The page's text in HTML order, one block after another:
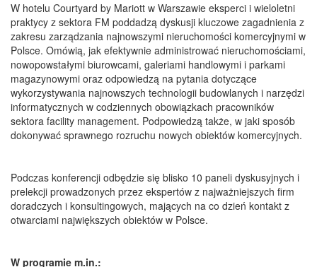
W hotelu Courtyard by Mariott w Warszawie eksperci i wieloletni
praktycy z sektora FM poddadzą dyskusji kluczowe zagadnienia z
zakresu zarządzania najnowszymi nieruchomości komercyjnymi w
Polsce. Omówią, jak efektywnie administrować nieruchomościami,
nowopowstałymi biurowcami, galeriami handlowymi i parkami
magazynowymi oraz odpowiedzą na pytania dotyczące
wykorzystywania najnowszych technologii budowlanych i narzędzi
informatycznych w codziennych obowiązkach pracowników
sektora facility management. Podpowiedzą także, w jaki sposób
dokonywać sprawnego rozruchu nowych obiektów komercyjnych.
Podczas konferencji odbędzie się blisko 10 paneli dyskusyjnych i
prelekcji prowadzonych przez ekspertów z najważniejszych firm
doradczych i konsultingowych, mających na co dzień kontakt z
otwarciami największych obiektów w Polsce.
W programie m.in.: